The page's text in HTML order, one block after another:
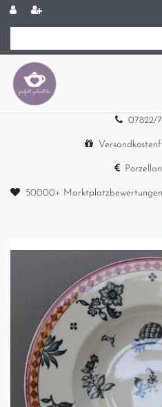
07822/
50000+ Marktplatzbewertungen